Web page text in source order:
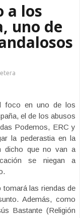
a los
uno de
foco en uno de los
el de los abusos
Podemos, ERC y
la pederastia en la
dicho que no van a
se niegan a
tomará las riendas de
Además, como
Bastante (Religión